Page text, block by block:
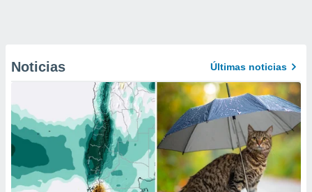
Noticias Últimas noticias